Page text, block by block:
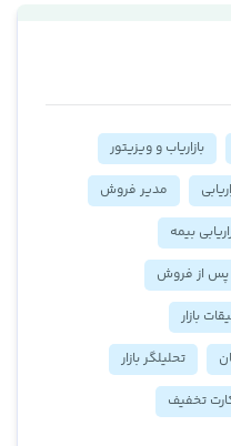
بازاریاب و ویزیتور
مدیر فروش
بیمه
پس از فروش
بازار
تحلیلگر بازار
تخفیف